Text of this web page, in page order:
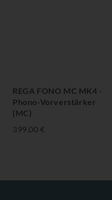
REGA FONO MC MK4 -
Phono-Vorverstärker
(MC)
399,00 €